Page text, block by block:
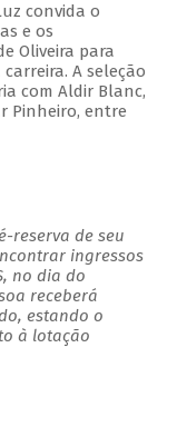
convida o
e os
Oliveira para
A seleção
com Aldir Blanc,
Pinheiro, entre
reserva de seu
ingressos
no dia do
receberá
estando o
à lotação